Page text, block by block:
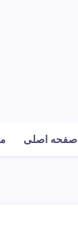
صفحه اصلی